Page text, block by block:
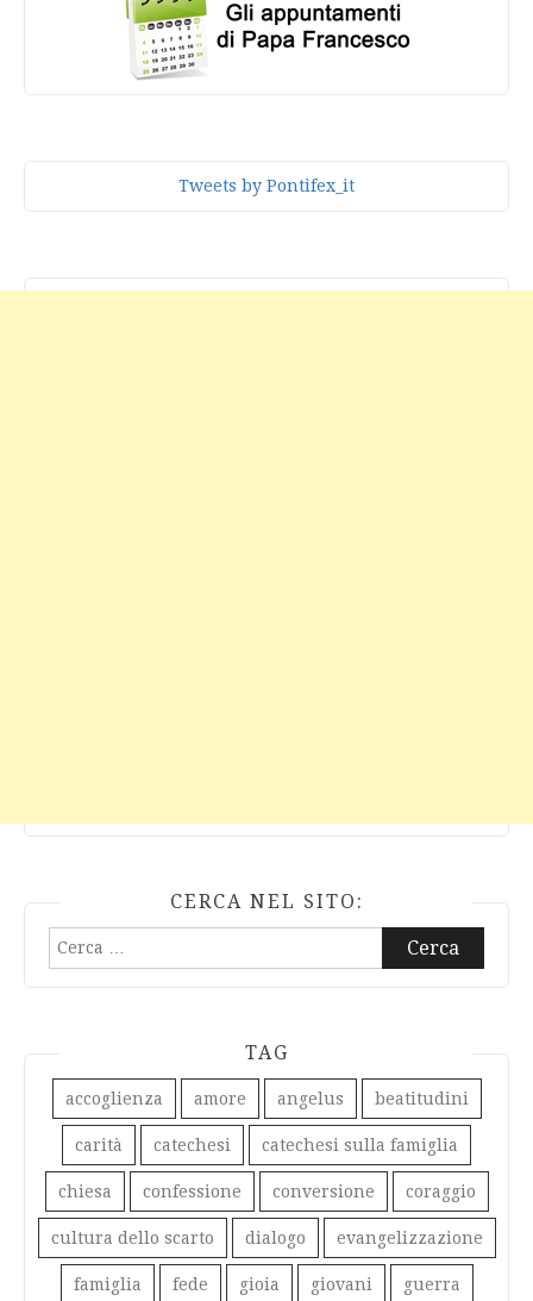
Tweets by Pontifex_it
CERCA NEL SITO:
Ricerca
per:
TAG
accoglienza amore angelus beatitudini
carità catechesi catechesi sulla famiglia
chiesa confessione conversione coraggio
cultura dello scarto dialogo evangelizzazione
famiglia fede gioia giovani guerra